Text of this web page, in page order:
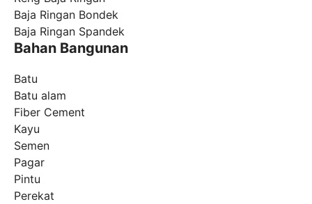
Baja Ringan Bondek
Baja Ringan Spandek
Bahan Bangunan
Batu
Batu alam
Fiber Cement
Kayu
Semen
Pagar
Pintu
Perekat